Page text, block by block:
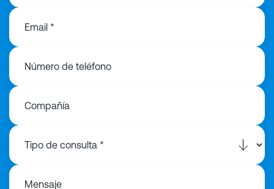
Email *
Número de teléfono
Compañía
Mensaje